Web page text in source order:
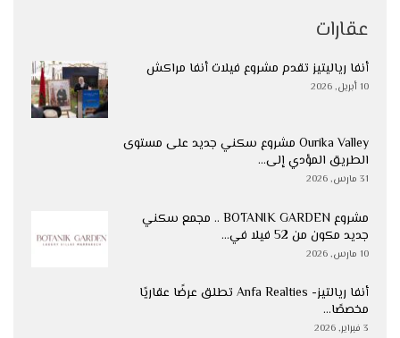
عقارات
أنفا رياليتيز تقدم مشروع فيلات أنفا مراكش
10 أبريل, 2026
Ourika Valley مشروع سكني جديد على مستوى
الطريق المؤدي إلى…
31 مارس, 2026
مشروع BOTANIK GARDEN .. مجمع سكني
جديد مكون من 52 فيلا في…
10 مارس, 2026
أنفا ريالتيز- Anfa Realties تطلق عرضًا عقاريًا
مخصصًا…
3 فبراير, 2026